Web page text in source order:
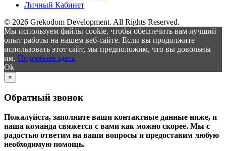
Личный Кабинет
© 2026 Grekodom Development. All Rights Reserved.
Мы используем файлы cookie, чтобы обеспечить вам лучший
опыт работы на нашем веб-сайте. Если вы продолжите
использовать этот сайт, мы предположим, что вы довольны
им. Подробнее здесь
Ok
×
Обратный звонок
Пожалуйста, заполните ваши контактные данные ниже, и
наша команда свяжется с вами как можно скорее. Мы с
радостью ответим на ваши вопросы и предоставим любую
необходимую помощь.